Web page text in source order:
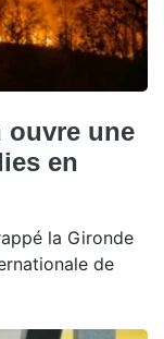
ouvre une
en
la Gironde
de